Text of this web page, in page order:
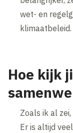
wet- en
Hoe kijk
Zoals ik al
Er is altijd